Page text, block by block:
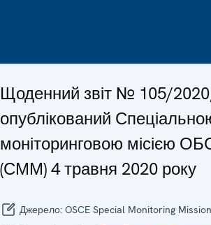
Щоденний звіт № 105/
опублікований
моніторинговою місією
(СММ) 4 травня 2020 року
Джерело: OSCE Special Monitoring